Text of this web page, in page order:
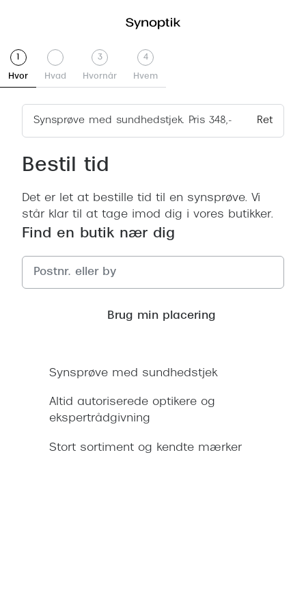
1Trin
1
Hvor
.
Aktiv
Trin
2
Hvad
Udeladt
3Trin
3
Hvornår
4Trin
4
Hvem
Synsprøve med sundhedstjek. Pris 348,- Ret
Bestil tid
Det er let at bestille tid til en synsprøve. Vi
står klar til at tage imod dig i vores butikker.
Find en butik nær dig
nuværende
Brug min placering
Synsprøve med sundhedstjek
Altid autoriserede optikere og
ekspertrådgivning
Stort sortiment og kendte mærker